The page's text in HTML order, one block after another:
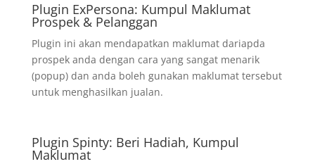
Plugin ExPersona: Kumpul Maklumat
Prospek & Pelanggan
Plugin ini akan mendapatkan maklumat dariapda
prospek anda dengan cara yang sangat menarik
(popup) dan anda boleh gunakan maklumat tersebut
untuk menghasilkan jualan.
Plugin Spinty: Beri Hadiah, Kumpul
Maklumat